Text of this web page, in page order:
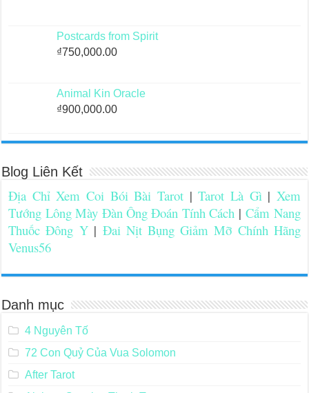
Postcards from Spirit
₫750,000.00
Animal Kin Oracle
₫900,000.00
Blog Liên Kết
Địa Chỉ Xem Coi Bói Bài Tarot |Tarot Là Gì| Xem
Tướng Lông Mày Đàn Ông Đoán Tính Cách |Cẩm Nang
Thuốc Đông Y| Đai Nịt Bụng Giảm Mỡ Chính Hãng
Venus56
Danh mục
4 Nguyên Tố
72 Con Quỷ Của Vua Solomon
After Tarot